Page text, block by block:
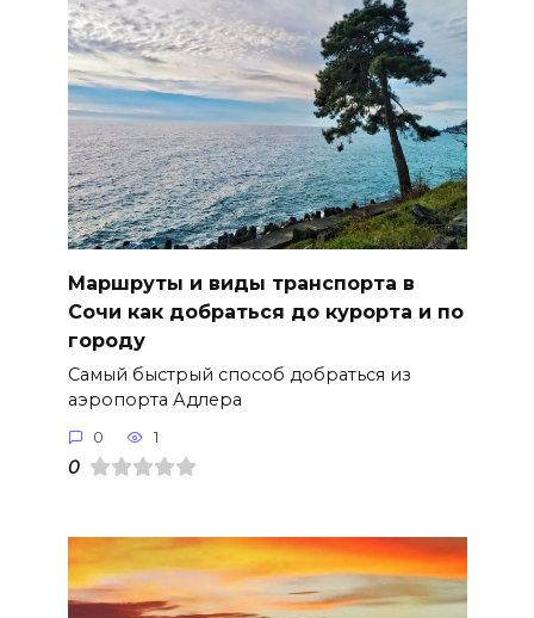
Маршруты и виды транспорта в
Сочи как добраться до курорта и по
городу
Самый быстрый способ добраться из
аэропорта Адлера
0 1
0